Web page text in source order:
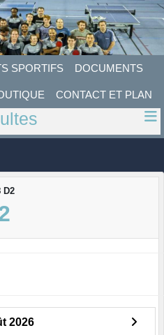
SPORTIFS DOCUMENTS
CONTACT ET PLAN
D2
2026